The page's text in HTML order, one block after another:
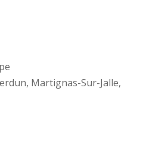
Martignas-Sur-Jalle,